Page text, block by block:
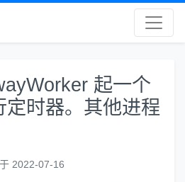
起一个
定时器。其他进程
2022-07-16